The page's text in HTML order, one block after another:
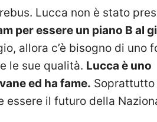
Lucca non è stato
per essere un piano B al
allora c’è bisogno di uno
le sue qualità. Lucca è uno
ed ha fame. Soprattutto
essere il futuro della